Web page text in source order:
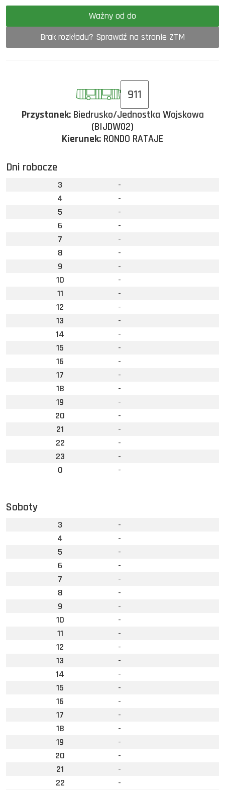
Ważny od do
Brak rozkładu? Sprawdź na stronie ZTM
911
Przystanek:Biedrusko/Jednostka Wojskowa
(BIJDW02)
Kierunek: RONDO RATAJE
Dni robocze
3
-
4
-
5
-
6
-
7
-
8
-
9
-
10
-
11
-
12
-
13
-
14
-
15
-
16
-
17
-
18
-
19
-
20
-
21
-
22
-
23
-
0
-
Soboty
3
-
4
-
5
-
6
-
7
-
8
-
9
-
10
-
11
-
12
-
13
-
14
-
15
-
16
-
17
-
18
-
19
-
20
-
21
-
22
-